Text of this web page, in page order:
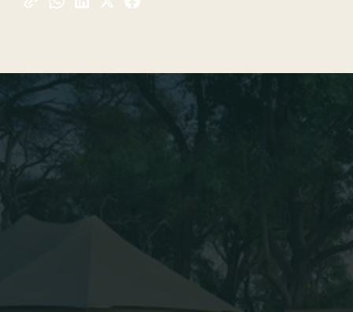
Viajes privados
1. Qué es un safari de lujo hoy (y qué no)
2. Campamentos móviles: lujo que se mueve con
3. Fly-in safari (vuelos internos): cuándo conviene
4. Los mejores safaris de lujo por destino